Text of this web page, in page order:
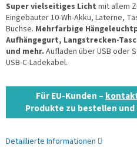
Super vielseitiges Licht mit allem
Eingebauter 10-Wh-Akku, Laterne,
Buchse. Mehrfarbige
Aufhängegurt, Langstrecken-
und mehr. Aufladen über USB oder
USB-C-Ladekabel.
Für EU-Kunden –
Produkte zu bestellen und
Detaillierte Informationen